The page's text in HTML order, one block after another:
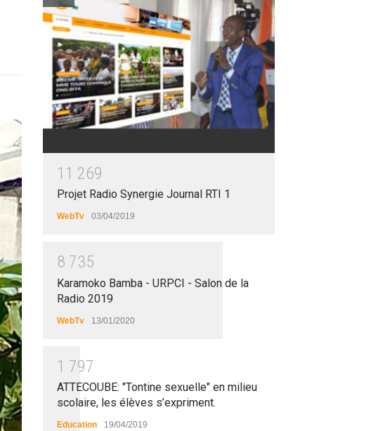
1 1 269
Projet Radio Synergie Journal RTI 1
WebTv 03/04/2019
8 735
Karamoko Bamba - URPCI - Salon de la
Radio 2019
WebTv 13/01/2020
1 797
ATTECOUBE: "Tontine sexuelle" en milieu
scolaire, les élèves s’expriment.
Education 19/04/2019